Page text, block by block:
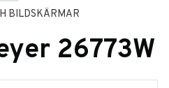
BILDSKÄRMAR
26773W